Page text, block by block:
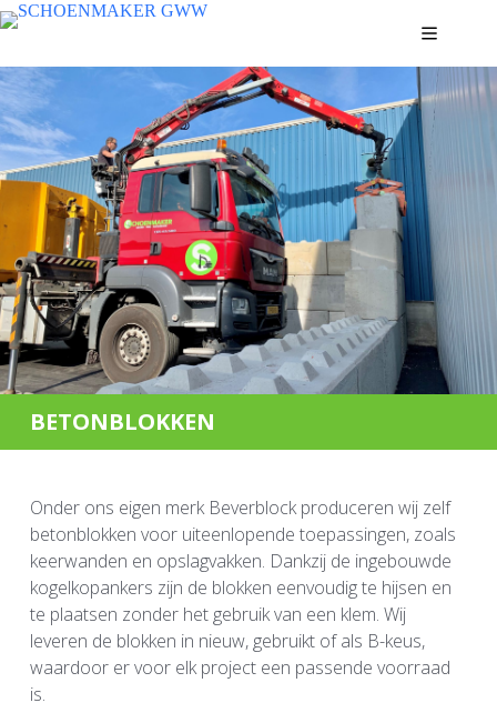
BETONBLOKKEN
Onder ons eigen merk Beverblock produceren wij zelf
betonblokken voor uiteenlopende toepassingen, zoals
keerwanden en opslagvakken. Dankzij de ingebouwde
kogelkopankers zijn de blokken eenvoudig te hijsen en
te plaatsen zonder het gebruik van een klem. Wij
leveren de blokken in nieuw, gebruikt of als B-keus,
waardoor er voor elk project een passende voorraad
is.